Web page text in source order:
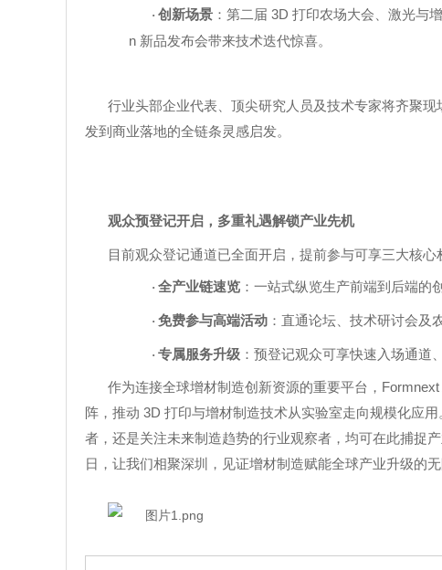
· 创新场景 ：第二届 3D 打印农场大会、激光与
n 新品发布会带来技术迭代惊喜。
行业头部企业代表、顶尖研究人员及技术专家将齐聚
发到商业落地的全链条灵感启发。
观众预登记开启，多重礼遇解锁产业先机
目前观众登记通道已全面开启，提前参与可享三大核心
· 全产业链速览 ：一站式纵览生产前端到后端的
· 免费参与高端活动 ：直通论坛、技术研讨会及
· 专属服务升级 ：预登记观众可享快速入场通道
作为连接全球增材制造创新资源的重要平台，
阵，推动 3D 打印与增材制造技术从实验室走向规模化应
者，还是关注未来制造趋势的行业观察者，均可在此捕捉
日，让我们相聚深圳，见证增材制造赋能全球产业升级的无